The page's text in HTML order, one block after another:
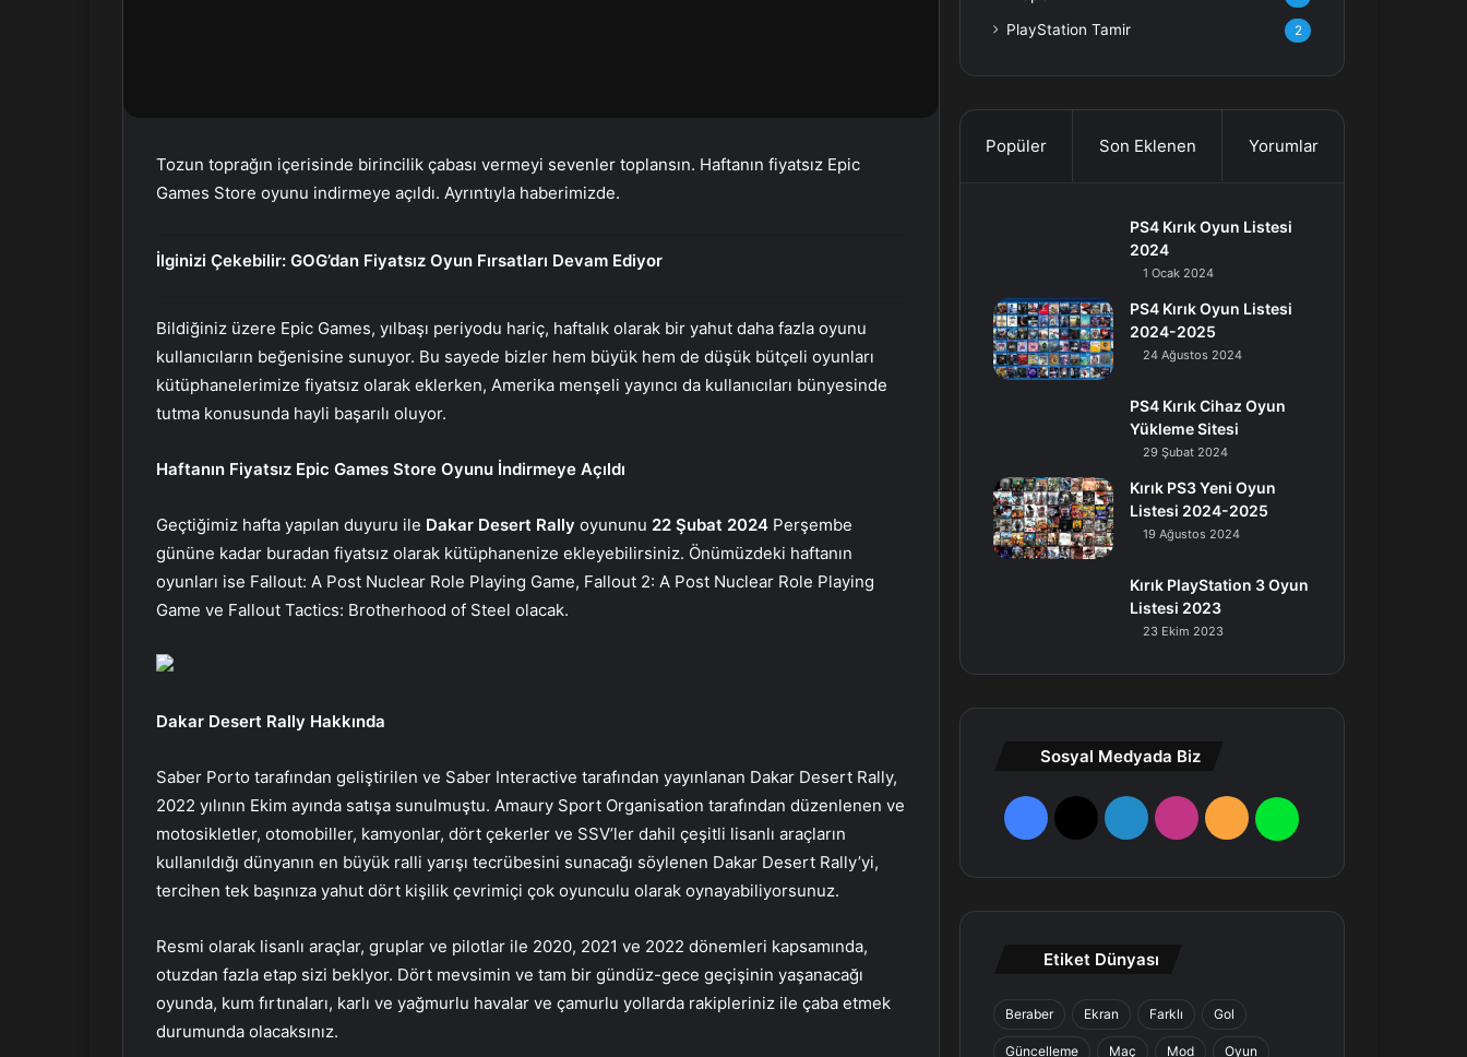
Tozun toprağın içerisinde birincilik çabası vermeyi sevenler toplansın. Haftanın fiyatsız Epic
Games Store oyunu indirmeye açıldı. Ayrıntıyla haberimizde.
İlginizi Çekebilir: GOG’dan Fiyatsız Oyun Fırsatları Devam Ediyor
Bildiğiniz üzere Epic Games, yılbaşı periyodu hariç, haftalık olarak bir yahut daha fazla oyunu
kullanıcıların beğenisine sunuyor. Bu sayede bizler hem büyük hem de düşük bütçeli oyunları
kütüphanelerimize fiyatsız olarak eklerken, Amerika menşeli yayıncı da kullanıcıları bünyesinde
tutma konusunda hayli başarılı oluyor.
Haftanın Fiyatsız Epic Games Store Oyunu İndirmeye Açıldı
Geçtiğimiz hafta yapılan duyuru ile Dakar Desert Rally oyununu 22 Şubat 2024 Perşembe
gününe kadar buradan fiyatsız olarak kütüphanenize ekleyebilirsiniz. Önümüzdeki haftanın
oyunları ise Fallout: A Post Nuclear Role Playing Game, Fallout 2: A Post Nuclear Role Playing
Game ve Fallout Tactics: Brotherhood of Steel olacak.
Dakar Desert Rally Hakkında
Saber Porto tarafından geliştirilen ve Saber Interactive tarafından yayınlanan Dakar Desert Rally,
2022 yılının Ekim ayında satışa sunulmuştu. Amaury Sport Organisation tarafından düzenlenen ve
motosikletler, otomobiller, kamyonlar, dört çekerler ve SSV’ler dahil çeşitli lisanlı araçların
kullanıldığı dünyanın en büyük ralli yarışı tecrübesini sunacağı söylenen Dakar Desert Rally’yi,
tercihen tek başınıza yahut dört kişilik çevrimiçi çok oyunculu olarak oynayabiliyorsunuz.
Resmi olarak lisanlı araçlar, gruplar ve pilotlar ile 2020, 2021 ve 2022 dönemleri kapsamında,
otuzdan fazla etap sizi beklyor. Dört mevsimin ve tam bir gündüz-gece geçişinin yaşanacağı
oyunda, kum fırtınaları, karlı ve yağmurlu havalar ve çamurlu yollarda rakipleriniz ile çaba etmek
durumunda olacaksınız.
PlayStation Tamir 2
Popüler Son Eklenen Yorumlar
PS4 Kırık Oyun Listesi
2024
1 Ocak 2024
PS4 Kırık Oyun Listesi
2024-2025
24 Ağustos 2024
PS4 Kırık Cihaz Oyun
Yükleme Sitesi
29 Şubat 2024
Kırık PS3 Yeni Oyun
Listesi 2024-2025
19 Ağustos 2024
Kırık PlayStation 3 Oyun
Listesi 2023
23 Ekim 2023
Sosyal Medyada Biz
F
e
X
L
R
W
a
Etiket Dünyası
Beraber Ekran Farklı Gol
Güncelleme Maç Mod Oyun